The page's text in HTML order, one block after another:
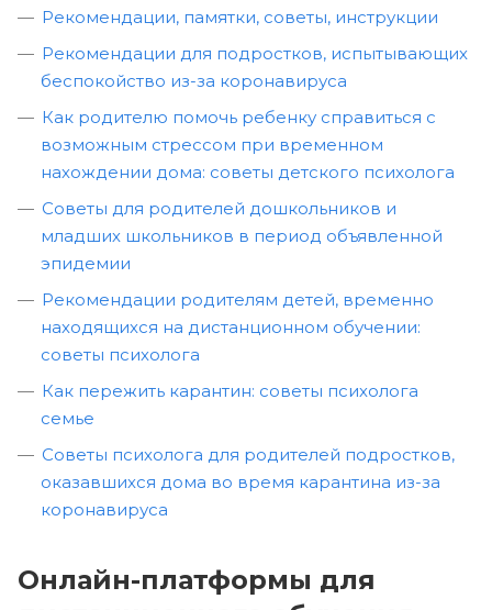
Рекомендации, памятки, советы, инструкции
Рекомендации для подростков, испытывающих
беспокойство из-за коронавируса
Как родителю помочь ребенку справиться с
возможным стрессом при временном
нахождении дома: советы детского психолога
Советы для родителей дошкольников и
младших школьников в период объявленной
эпидемии
Рекомендации родителям детей, временно
находящихся на дистанционном обучении:
советы психолога
Как пережить карантин: советы психолога
семье
Советы психолога для родителей подростков,
оказавшихся дома во время карантина из-за
коронавируса
Онлайн-платформы для